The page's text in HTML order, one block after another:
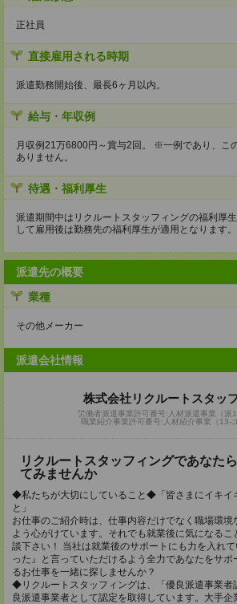
正社員
直接雇用される時期
派遣勤務開始後、最長6ヶ月以内。
給与・年収例
月収例21万6800円～賞与2回。 ※一例であり、こ
ありません。
待遇・福利厚生
派遣期間中はリクルートスタッフィングの福利厚
して雇用後は勤務先の福利厚生が適用となります。
派遣先の概要
業種
その他メーカー
派遣会社情報
株式会社リクルートスタッ
労働者派遣事業許可番号:人材派遣事業（派
職業紹介事業許可番号:人材紹介事業（13-
リクルートスタッフィングであなた
てみませんか
◆私たちが大切にしていること◆「皆さまにイキイ
と」
お仕事のご紹介時は、仕事内容だけでなく職場環境
よう心がけています。それでも就業後に気になるこ
談下さい！ 当社は就業後のサポートにも力を入れ
った』と言っていただけるよう全力であなたをサ
るお仕事を一緒に探しませんか？
◆リクルートスタッフィングは、「優良派遣事業者
良派遣事業者として認定を取得しています。大手企